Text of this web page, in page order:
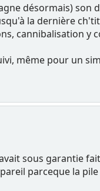
désormais)
la dernière
cannibalisation y
même pour un
sous garantie
parceque la